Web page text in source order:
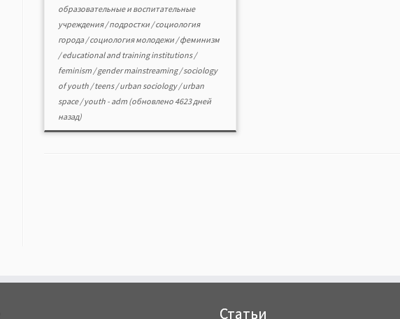
образовательные и воспитательные
учреждения/подростки /социология
города/социология молодежи /феминизм
/educational and training institutions/
feminism /gender mainstreaming/sociology
of youth /teens/urban sociology/urban
space/youth - adm (обновлено 4623 дней
назад)
Статьи